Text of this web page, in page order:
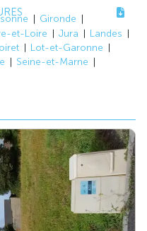
Gironde
et-Loire Jura
Landes
Lot-et-Garonne
Seine-et-Marne